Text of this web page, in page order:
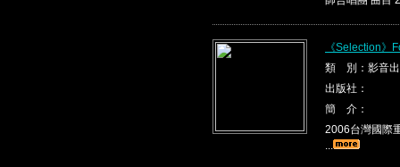
《Selection》
類 別：影音
出版社：
簡 介：
2006台灣國際
...